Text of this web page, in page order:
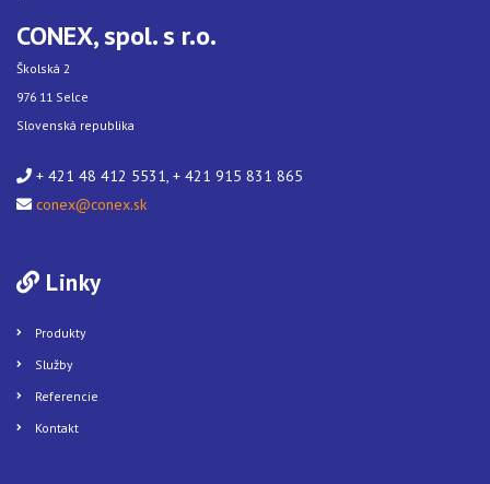
CONEX, spol. s r.o.
Školská 2
976 11 Selce
Slovenská republika
+ 421 48 412 5531, + 421 915 831 865
conex@conex.sk
Linky
Produkty
Služby
Referencie
Kontakt